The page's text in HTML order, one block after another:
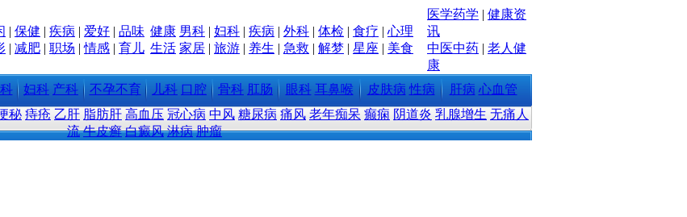
| 保健 | 疾病 | 爱好 | 品味
| 减肥 | 职场 |情感 | 育儿
健康 男科 | 妇科 | 疾病 | 外科 | 体检 | 食疗 | 心理
生活 家居 | 旅游 | 养生 | 急救 | 解梦 | 星座 | 美食
医学药学 | 健康资
讯
中医中药 | 老人健
康
妇科 产科 不孕不育 儿科 口腔 骨科 肛肠 眼科 耳鼻喉 皮肤病 性病 肝病 心血管
秘 痔疮 乙肝 脂肪肝 高血压 冠心病 中风 糖尿病 痛风 老年痴呆 癫痫 阴道炎 乳腺增生 无痛人
流 牛皮癣 白癜风 淋病 肿瘤